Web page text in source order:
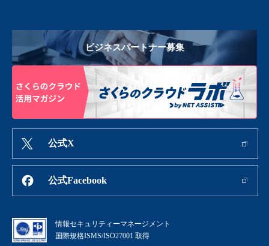
ビジネスパートナー募集
公式X
公式Facebook
情報セキュリティーマネージメント
国際規格ISMS/ISO27001 取得